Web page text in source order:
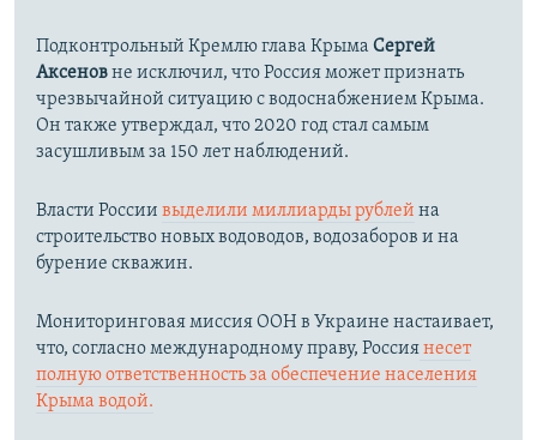
Подконтрольный Кремлю глава Крыма Сергей
Аксеновне исключил, что Россия может признать
чрезвычайной ситуацию с водоснабжением Крыма.
Он также утверждал, что 2020 год стал самым
засушливым за 150 лет наблюдений.​
Власти России выделили миллиарды рублей на
строительство новых водоводов, водозаборов и на
бурение скважин.
Мониторинговая миссия ООН в Украине настаивает,
что, согласно международному праву, Россиянесет
полную ответственность за обеспечение населения
Крыма водой.